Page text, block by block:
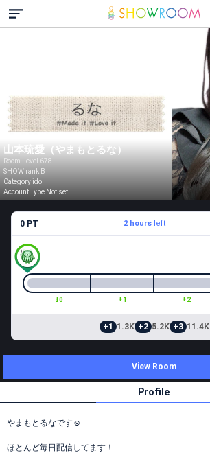
山本琉愛（やまもとるな）
Room Level 678
SHOW rank B
Category idol
Account Type Not set
0 PT 2 hoursleft
±0 +1 +2
+1 1.3K +2 5.2K +3 11.4K
View Room
Profile
やまもとるなです☺︎
ほとんど毎日配信してます！